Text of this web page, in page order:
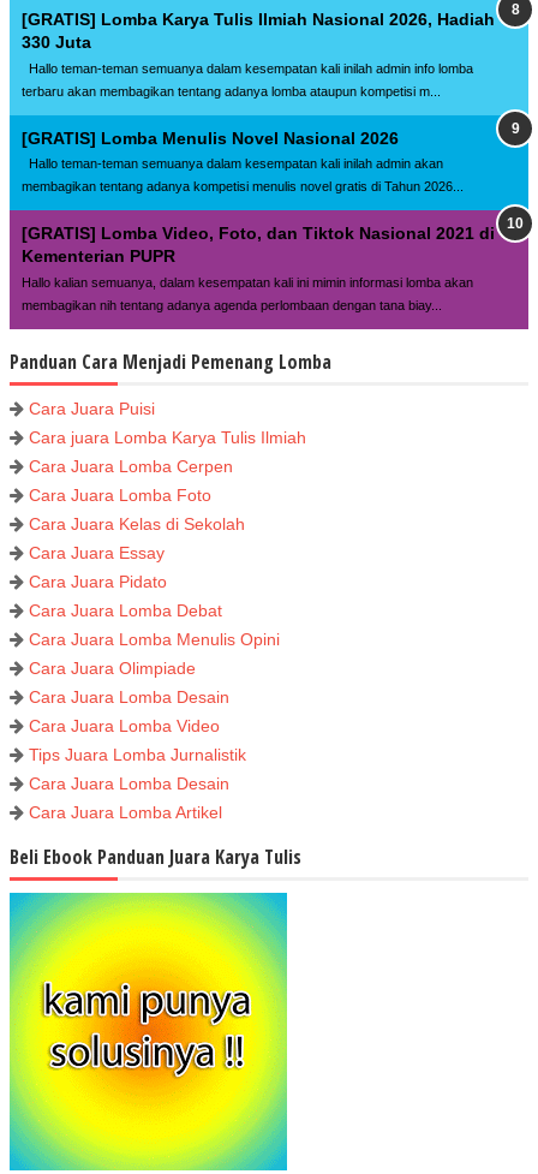
[GRATIS] Lomba Karya Tulis Ilmiah Nasional 2026, Hadiah
330 Juta
Hallo teman-teman semuanya dalam kesempatan kali inilah admin info lomba
terbaru akan membagikan tentang adanya lomba ataupun kompetisi m...
[GRATIS] Lomba Menulis Novel Nasional 2026
Hallo teman-teman semuanya dalam kesempatan kali inilah admin akan
membagikan tentang adanya kompetisi menulis novel gratis di Tahun 2026...
[GRATIS] Lomba Video, Foto, dan Tiktok Nasional 2021 di
Kementerian PUPR
Hallo kalian semuanya, dalam kesempatan kali ini mimin informasi lomba akan
membagikan nih tentang adanya agenda perlombaan dengan tana biay...
Panduan Cara Menjadi Pemenang Lomba
Cara Juara Puisi
Cara juara Lomba Karya Tulis Ilmiah
Cara Juara Lomba Cerpen
Cara Juara Lomba Foto
Cara Juara Kelas di Sekolah
Cara Juara Essay
Cara Juara Pidato
Cara Juara Lomba Debat
Cara Juara Lomba Menulis Opini
Cara Juara Olimpiade
Cara Juara Lomba Desain
Cara Juara Lomba Video
Tips Juara Lomba Jurnalistik
Cara Juara Lomba Desain
Cara Juara Lomba Artikel
Beli Ebook Panduan Juara Karya Tulis